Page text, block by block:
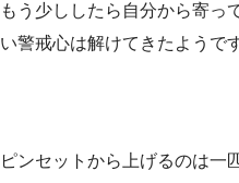
もう少ししたら自分から寄っ
い警戒心は解けてきたようです
ピンセットから上げるのは一